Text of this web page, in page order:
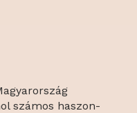
számos haszon-